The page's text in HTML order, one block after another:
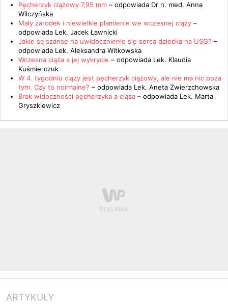
Pęcherzyk ciążowy 7,95 mm – odpowiada Dr n. med. Anna
Wilczyńska
Mały zarodek i niewielkie plamienie we wczesnej ciąży –
odpowiada Lek. Jacek Ławnicki
Jakie są szanse na uwidocznienie się serca dziecka na USG? –
odpowiada Lek. Aleksandra Witkowska
Wczesna ciąża a jej wykrycie – odpowiada Lek. Klaudia
Kuśmierczuk
W 4. tygodniu ciąży jest pęcherzyk ciążowy, ale nie ma nic poza
tym. Czy to normalne? – odpowiada Lek. Aneta Zwierzchowska
Brak widoczności pęcherzyka a ciąża – odpowiada Lek. Marta
Gryszkiewicz
ARTYKUŁY